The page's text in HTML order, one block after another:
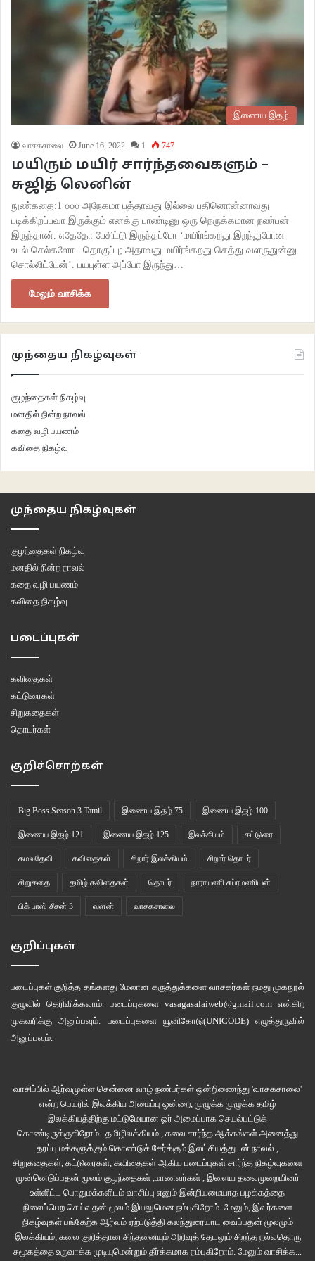
இணைய இதழ்
வாசகசாலை June 16, 2022 1 747
மயிரும் மயிர் சார்ந்தவைகளும் –
சுஜித் லெனின்
நுண்கதை:1 ௦௦௦ அநேகமா பத்தாவது இல்லை பதினொன்னாவது
படிக்கிறப்பவா இருக்கும் எனக்கு பாண்டினு ஒரு நெருக்கமான நண்பன்
இருந்தான். எதேதோ பேசிட்டு இருந்தப்போ ‘மயிர்ங்கறது இறந்துபோன
உடல் செல்களோட தொகுப்பு; அதாவது மயிர்ங்கறது செத்து வளருதுன்னு
சொல்லிட்டேன்’. பயபுள்ள அப்போ இருந்து…
மேலும் வாசிக்க
முந்தைய நிகழ்வுகள்
குழந்தைகள் நிகழ்வு
மனதில் நின்ற நாவல்
கதை வழி பயணம்
கவிதை நிகழ்வு
முந்தைய நிகழ்வுகள்
குழந்தைகள் நிகழ்வு
மனதில் நின்ற நாவல்
கதை வழி பயணம்
கவிதை நிகழ்வு
படைப்புகள்
கவிதைகள்
கட்டுரைகள்
சிறுகதைகள்
தொடர்கள்
குறிச்சொற்கள்
Big Boss Season 3 Tamil இணைய இதழ் 75 இணைய இதழ் 100
இணைய இதழ் 121 இணைய இதழ் 125 இலக்கியம் கட்டுரை
கமலதேவி கவிதைகள் சிறார் இலக்கியம் சிறார் தொடர்
சிறுகதை தமிழ் கவிதைகள் தொடர் நாராயணி சுப்ரமணியன்
பிக் பாஸ் சீசன் 3 வளன் வாசகசாலை
குறிப்புகள்
படைப்புகள் குறித்த தங்களது மேலான கருத்துக்களை வாசகர்கள் நமது முகநூல்
குழுவில் தெரிவிக்கலாம். படைப்புகளை vasagasalaiweb@gmail.com என்கிற
முகவரிக்கு அனுப்பவும். படைப்புகளை யூனிகோடு(UNICODE)எழுத்துருவில்
அனுப்பவும்.
வாசிப்பில் ஆர்வமுள்ள சென்னை வாழ் நண்பர்கள் ஒன்றிணைந்து 'வாசகசாலை'
என்ற பெயரில் இலக்கிய அமைப்பு ஒன்றை, முழுக்க முழுக்க தமிழ்
இலக்கியத்திற்கு மட்டுமேயான ஓர் அமைப்பாக செயல்பட்டுக்
கொண்டிருக்குகிறோம்.. தமிழிலக்கியம் , கலை சார்ந்த ஆக்கங்கள் அனைத்து
தரப்பு மக்களுக்கும் கொண்டுச் சேர்க்கும் இலட்சியத்துடன் நாவல் ,
சிறுகதைகள், கட்டுரைகள், கவிதைகள் ஆகிய படைப்புகள் சார்ந்த நிகழ்வுகளை
முன்னெடுப்பதன் மூலம் குழந்தைகள் ,மாணவர்கள் , இளைய தலைமுறையினர்
உள்ளிட்ட பொதுமக்களிடம் வாசிப்பு எனும் இன்றியமையாத பழக்கத்தை
நிலைப்பெற செய்வதன் மூலம் இயலுமென நம்புகிறோம். மேலும், இவர்களை
நிகழ்வுகள் பங்கேற்க ஆர்வம் ஏற்படுத்தி கலந்துரையாட வைப்பதன் மூலமும்
இலக்கியம், கலை குறித்தான சிந்தனையும் அறிவுத் தேடலும் சிறந்த நல்லதொரு
சமூகத்தை உருவாக்க முடியுமென்றும் தீர்க்கமாக நம்புகிறோம். மேலும் வாசிக்க...